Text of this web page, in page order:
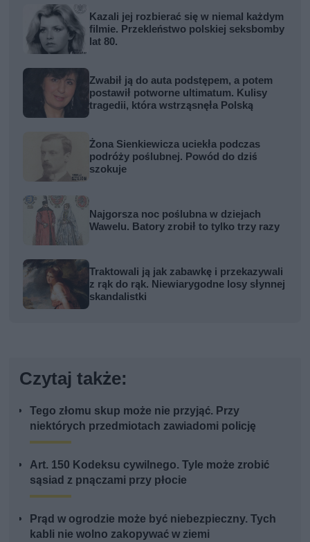
Kazali jej rozbierać się w niemal każdym
filmie. Przekleństwo polskiej seksbomby
lat 80.
Zwabił ją do auta podstępem, a potem
postawił potworne ultimatum. Kulisy
tragedii, która wstrząsnęła Polską
Żona Sienkiewicza uciekła podczas
podróży poślubnej. Powód do dziś
szokuje
Najgorsza noc poślubna w dziejach
Wawelu. Batory zrobił to tylko trzy razy
Traktowali ją jak zabawkę i przekazywali
z rąk do rąk. Niewiarygodne losy słynnej
skandalistki
Czytaj także:
Tego złomu skup może nie przyjąć. Przy
niektórych przedmiotach zawiadomi policję
Art. 150 Kodeksu cywilnego. Tyle może zrobić
sąsiad z pnączami przy płocie
Prąd w ogrodzie może być niebezpieczny. Tych
kabli nie wolno zakopywać w ziemi